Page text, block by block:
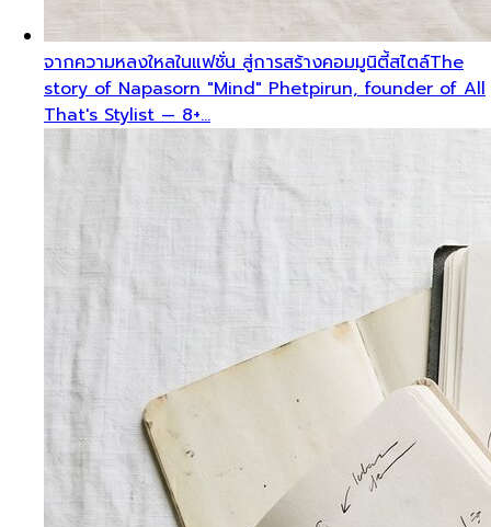
จากความหลงใหลในแฟชั่น สู่การสร้างคอมมูนิตี้สไตล์The
story of Napasorn "Mind" Phetpirun, founder of All
That's Stylist — 8+…